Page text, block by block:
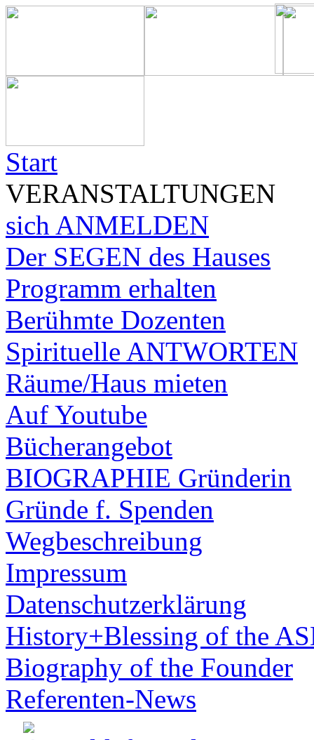
Start
VERANSTALTUNGEN
sich ANMELDEN
Der SEGEN des Hauses
Programm erhalten
Berühmte Dozenten
Spirituelle ANTWORTEN
Räume/Haus mieten
Auf Youtube
Bücherangebot
BIOGRAPHIE Gründerin
Gründe f. Spenden
Wegbeschreibung
Impressum
Datenschutzerklärung
History+Blessing of the
Biography of the Founder
Referenten-News